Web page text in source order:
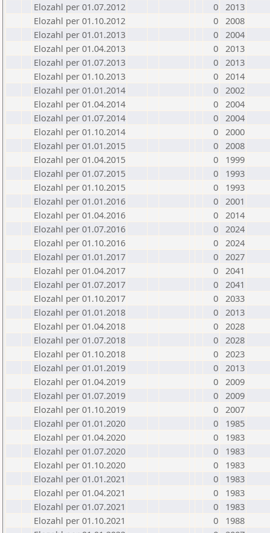
Elozahl per 01.07.2012
0 2013
Elozahl per 01.10.2012
0 2008
Elozahl per 01.01.2013
0 2004
Elozahl per 01.04.2013
0 2013
Elozahl per 01.07.2013
0 2013
Elozahl per 01.10.2013
0 2014
Elozahl per 01.01.2014
0 2002
Elozahl per 01.04.2014
0 2004
Elozahl per 01.07.2014
0 2004
Elozahl per 01.10.2014
0 2000
Elozahl per 01.01.2015
0 2008
Elozahl per 01.04.2015
0
1999
Elozahl per 01.07.2015
0
1993
Elozahl per 01.10.2015
0
1993
Elozahl per 01.01.2016
0 2001
Elozahl per 01.04.2016
0 2014
Elozahl per 01.07.2016
0 2024
Elozahl per 01.10.2016
0 2024
Elozahl per 01.01.2017
0 2027
Elozahl per 01.04.2017
0 2041
Elozahl per 01.07.2017
0 2041
Elozahl per 01.10.2017
0 2033
Elozahl per 01.01.2018
0 2013
Elozahl per 01.04.2018
0 2028
Elozahl per 01.07.2018
0 2028
Elozahl per 01.10.2018
0 2023
Elozahl per 01.01.2019
0 2013
Elozahl per 01.04.2019
0 2009
Elozahl per 01.07.2019
0 2009
Elozahl per 01.10.2019
0 2007
Elozahl per 01.01.2020
0
1985
Elozahl per 01.04.2020
0
1983
Elozahl per 01.07.2020
0
1983
Elozahl per 01.10.2020
0
1983
Elozahl per 01.01.2021
0
1983
Elozahl per 01.04.2021
0
1983
Elozahl per 01.07.2021
0
1983
Elozahl per 01.10.2021
0
1988